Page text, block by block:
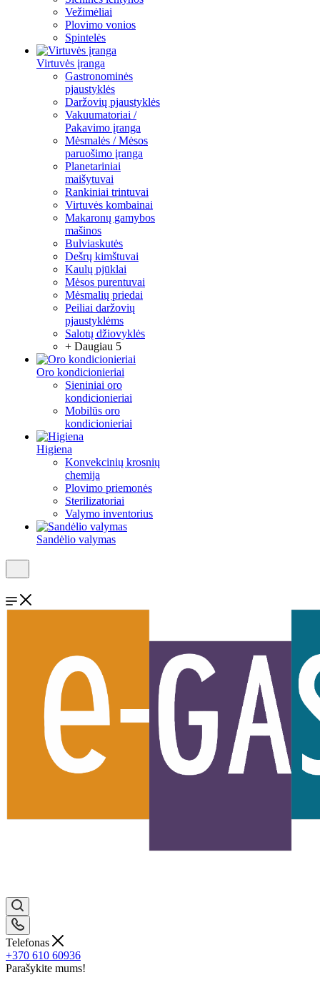
Vežimėliai
Plovimo vonios
Spintelės
Virtuvės įranga
Gastronominės
pjaustyklės
Daržovių pjaustyklės
Vakuumatoriai /
Pakavimo įranga
Mėsmalės / Mėsos
paruošimo įranga
Planetariniai
maišytuvai
Rankiniai trintuvai
Virtuvės kombainai
Makaronų gamybos
mašinos
Bulviaskutės
Dešrų kimštuvai
Kaulų pjūklai
Mėsos purentuvai
Mėsmalių priedai
Peiliai daržovių
pjaustyklėms
Salotų džiovyklės
+ Daugiau 5
Oro kondicionieriai
Sieniniai oro
kondicionieriai
Mobilūs oro
kondicionieriai
Higiena
Konvekcinių krosnių
chemija
Plovimo priemonės
Sterilizatoriai
Valymo inventorius
Sandėlio valymas
Telefonas
+370 610 60936
Parašykite mums!